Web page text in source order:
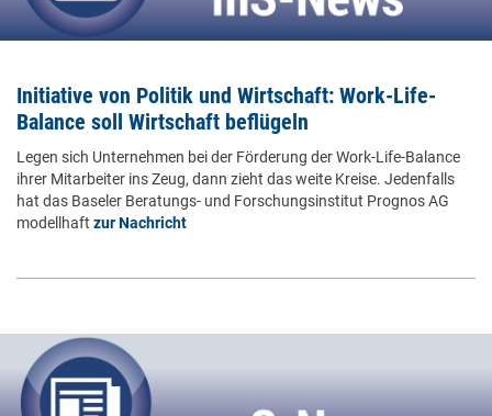
Initiative von Politik und Wirtschaft: Work-Life-
Balance soll Wirtschaft beflügeln
Legen sich Unternehmen bei der Förderung der Work-Life-Balance
ihrer Mitarbeiter ins Zeug, dann zieht das weite Kreise. Jedenfalls
hat das Baseler Beratungs- und Forschungsinstitut Prognos AG
modellhaft zur Nachricht